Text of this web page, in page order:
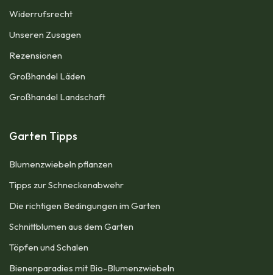
Widerrufsrecht
Unseren Zusagen
Rezensionen​
Großhandel Läden
Großhandel Landschaft
Garten Tipps
Blumenzwiebeln pflanzen
Tipps zur Schneckenabwehr
Die richtigen Bedingungen im Garten
Schnittblumen aus dem Garten
Töpfen und Schalen
Bienenparadies mit Bio-Blumenzwiebeln